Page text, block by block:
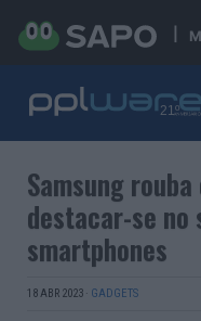
Samsung
destacar-se no
smartphones
18 ABR 2023 · GADGETS